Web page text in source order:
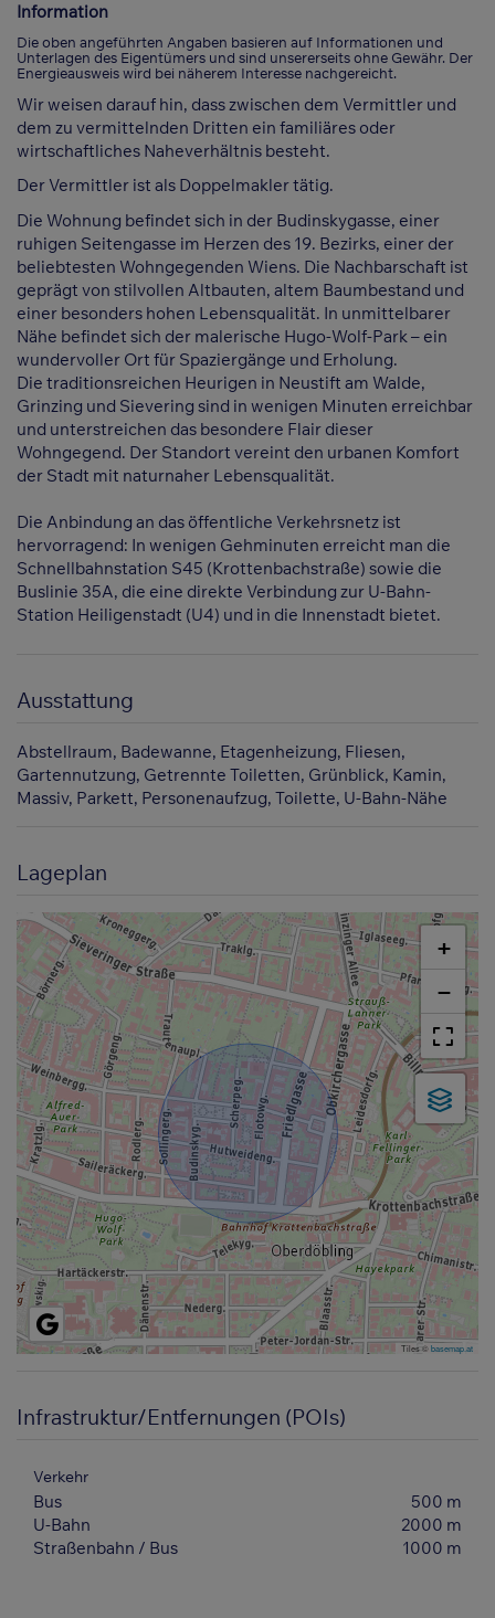
Information
Die oben angeführten Angaben basieren auf Informationen und
Unterlagen des Eigentümers und sind unsererseits ohne Gewähr. Der
Energieausweis wird bei näherem Interesse nachgereicht.
Wir weisen darauf hin, dass zwischen dem Vermittler und
dem zu vermittelnden Dritten ein familiäres oder
wirtschaftliches Naheverhältnis besteht.
Der Vermittler ist als Doppelmakler tätig.
Die Wohnung befindet sich in der Budinskygasse, einer
ruhigen Seitengasse im Herzen des 19. Bezirks, einer der
beliebtesten Wohngegenden Wiens. Die Nachbarschaft ist
geprägt von stilvollen Altbauten, altem Baumbestand und
einer besonders hohen Lebensqualität. In unmittelbarer
Nähe befindet sich der malerische Hugo-Wolf-Park – ein
wundervoller Ort für Spaziergänge und Erholung.
Die traditionsreichen Heurigen in Neustift am Walde,
Grinzing und Sievering sind in wenigen Minuten erreichbar
und unterstreichen das besondere Flair dieser
Wohngegend. Der Standort vereint den urbanen Komfort
der Stadt mit naturnaher Lebensqualität.
Die Anbindung an das öffentliche Verkehrsnetz ist
hervorragend: In wenigen Gehminuten erreicht man die
Schnellbahnstation S45 (Krottenbachstraße) sowie die
Buslinie 35A, die eine direkte Verbindung zur U-Bahn-
Station Heiligenstadt (U4) und in die Innenstadt bietet.
Ausstattung
Abstellraum Badewanne Etagenheizung Fliesen
Gartennutzung Getrennte Toiletten Grünblick Kamin
Massiv Parkett Personenaufzug Toilette U-Bahn-Nähe
Lageplan
+
−
Tiles ©basemap.at
Infrastruktur/Entfernungen (POIs)
Verkehr
Bus
500 m
U-Bahn
2000 m
Straßenbahn / Bus
1000 m